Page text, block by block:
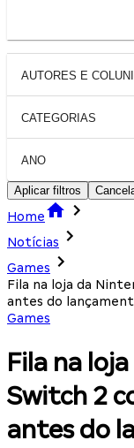
AUTORES E
CATEGORIAS
ANO
Aplicar filtros
Home
Notícias
Games
Fila na loja da
antes do
Games
Fila na
Switch 2
antes do